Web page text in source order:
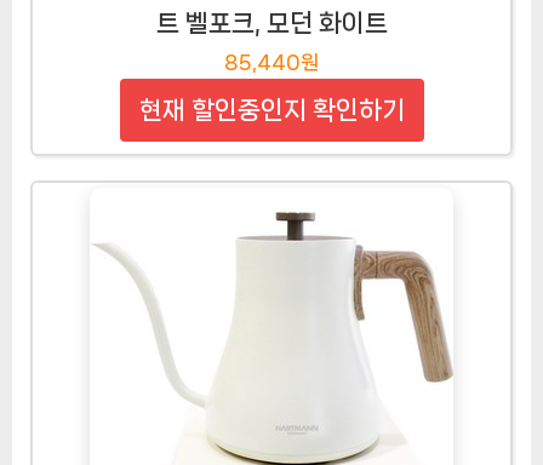
트 벨포크, 모던 화이트
85,440원
현재 할인중인지 확인하기